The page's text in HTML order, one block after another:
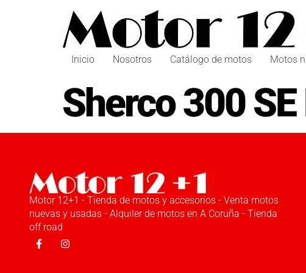
Inicio Nosotros Catálogo de motos Motos
Sherco 300
Motor 12+1 - Tienda de motos y accesorios - Venta motos
nuevas y usadas - Alquiler de motos en A Coruña - Tienda
off road